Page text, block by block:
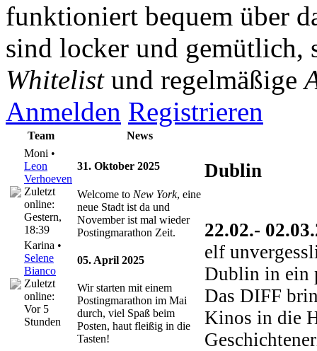
funktioniert bequem über
sind locker und gemütlich,
Whitelistund regelmäßige
Anmelden Registrieren
Team
News
Moni •
Leon
Verhoeven
Zuletzt
online:
Gestern,
18:39
Karina •
Selene
Bianco
Zuletzt
online:
Vor 5
Stunden
31. Oktober 2025
Welcome to New York, eine
neue Stadt ist da und
November ist mal wieder
Postingmarathon Zeit.
05. April 2025
Wir starten mit einem
Postingmarathon im Mai
durch, viel Spaß beim
Posten, haut fleißig in die
Tasten!
Dublin
22.02.-
elf
Dublin in ein
Das DIFF
Kinos in die